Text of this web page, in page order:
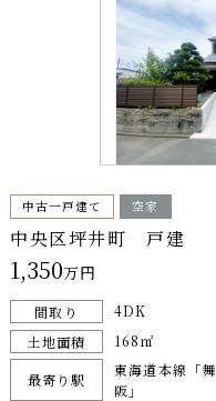
中古一戸建て 空家
中央区坪井町 戸建
1,350万円
間取り 4DK
土地面積
168㎡
最寄り駅
東海道本線「舞
阪」